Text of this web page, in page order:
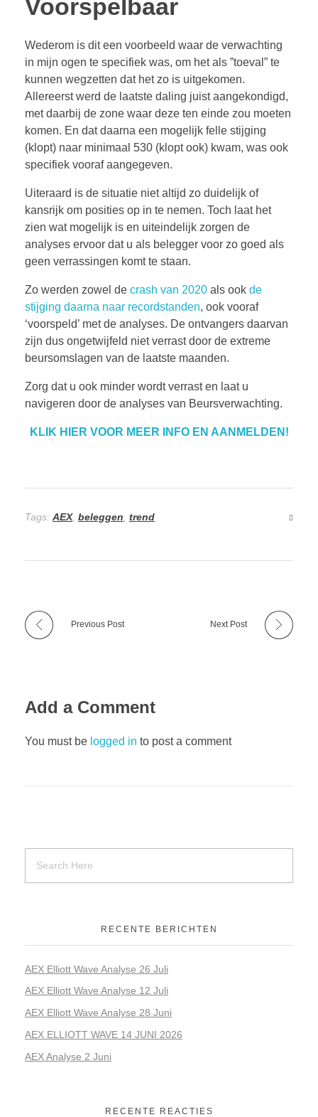
Voorspelbaar
Wederom is dit een voorbeeld waar de verwachting
in mijn ogen te specifiek was, om het als ”toeval” te
kunnen wegzetten dat het zo is uitgekomen.
Allereerst werd de laatste daling juist aangekondigd,
met daarbij de zone waar deze ten einde zou moeten
komen. En dat daarna een mogelijk felle stijging
(klopt) naar minimaal 530 (klopt ook) kwam, was ook
specifiek vooraf aangegeven.
Uiteraard is de situatie niet altijd zo duidelijk of
kansrijk om posities op in te nemen. Toch laat het
zien wat mogelijk is en uiteindelijk zorgen de
analyses ervoor dat u als belegger voor zo goed als
geen verrassingen komt te staan.
Zo werden zowel de crash van 2020 als ook de
stijging daarna naar recordstanden, ook vooraf
‘voorspeld’ met de analyses. De ontvangers daarvan
zijn dus ongetwijfeld niet verrast door de extreme
beursomslagen van de laatste maanden.
Zorg dat u ook minder wordt verrast en laat u
navigeren door de analyses van Beursverwachting.
KLIK HIER VOOR MEER INFO EN AANMELDEN!
Tags: AEX, beleggen trend
Previous Post Next Post
Add a Comment
You must be logged in to post a comment
RECENTE BERICHTEN
AEX Elliott Wave Analyse 26 Juli
AEX Elliott Wave Analyse 12 Juli
AEX Elliott Wave Analyse 28 Juni
AEX ELLIOTT WAVE 14 JUNI 2026
AEX Analyse 2 Juni
RECENTE REACTIES